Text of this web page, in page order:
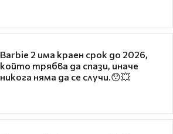
Barbie 2 има краен срок до 2026,
който трябва да спази, иначе
никога няма да се случи.😯💥